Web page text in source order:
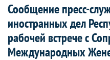
Сообщение пресс-
иностранных дел
рабочей встрече с
Международных